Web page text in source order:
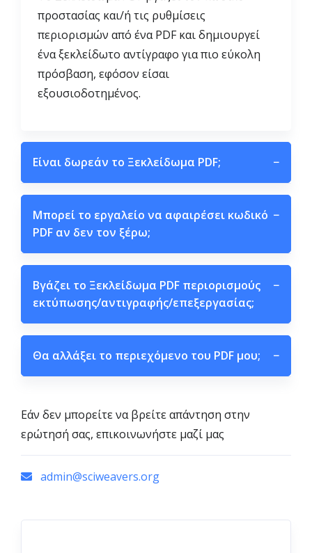
προστασίας και/ή τις ρυθμίσεις
περιορισμών από ένα PDF και δημιουργεί
ένα ξεκλείδωτο αντίγραφο για πιο εύκολη
πρόσβαση, εφόσον είσαι
εξουσιοδοτημένος.
Είναι δωρεάν το Ξεκλείδωμα PDF; −
Μπορεί το εργαλείο να αφαιρέσει κωδικό
PDF αν δεν τον ξέρω;
−
Βγάζει το Ξεκλείδωμα PDF περιορισμούς
εκτύπωσης/αντιγραφής/επεξεργασίας;
−
Θα αλλάξει το περιεχόμενο του PDF μου; −
Εάν δεν μπορείτε να βρείτε απάντηση στην
ερώτησή σας, επικοινωνήστε μαζί μας
admin@sciweavers.org